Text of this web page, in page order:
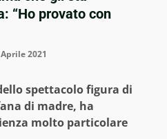
“Ho provato con
2021
spettacolo figura di
di madre, ha
molto particolare